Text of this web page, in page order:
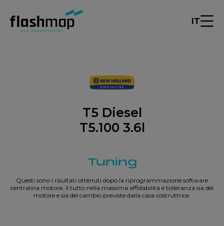
IT
T5 Diesel
T5.100 3.6l
Tuning
Questi sono i risultati ottenuti dopo la riprogrammazione software
centralina motore, il tutto nella massima affidabilità e tolleranza sia del
motore e sia del cambio previste dalla casa costruttrice.